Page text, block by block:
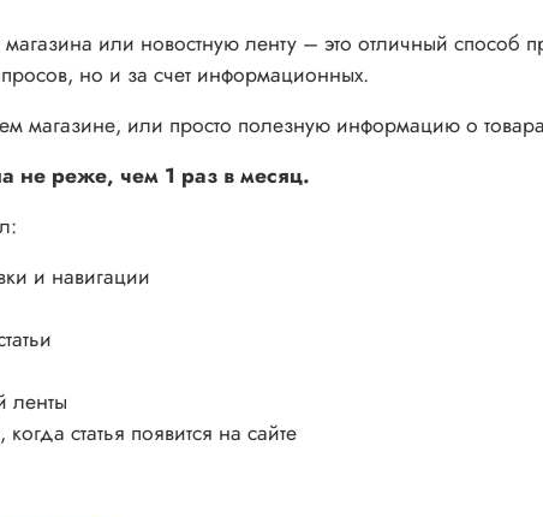
или новостную ленту – это отличный способ
но и за счет информационных.
магазине, или просто полезную информацию о
не реже, чем 1 раз в месяц.
и навигации
ленты
статья появится на сайте